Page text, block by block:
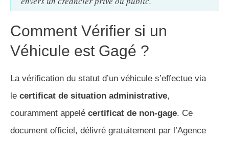
Comment Vérifier si un
Véhicule est Gagé ?
La vérification du statut d’un véhicule s’effectue via
le certificat de situation administrative,
couramment appelé certificat de non-gage. Ce
document officiel, délivré gratuitement par l’Agence